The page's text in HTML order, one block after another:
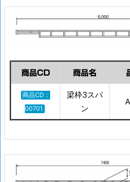
商品CD 商品名
商品CD：
00701
梁枠3スパ
ン